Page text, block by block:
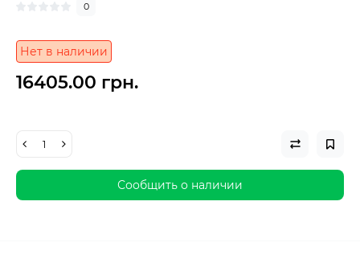
0
Нет в наличии
16405.00 грн.
Сообщить о наличии